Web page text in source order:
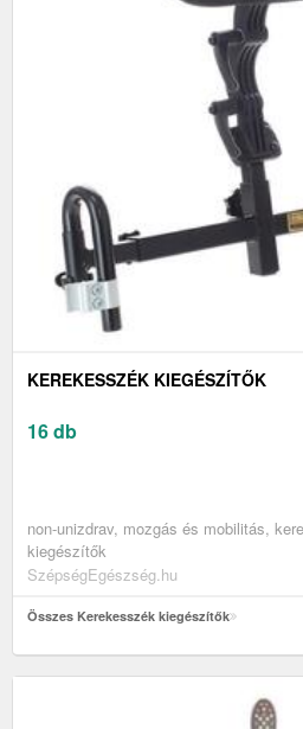
KEREKESSZÉK KIEGÉSZÍTŐK
16 db
non-unizdrav, mozgás és mobilitás,
kiegészítők
SzépségEgészség.hu
Összes Kerekesszék kiegészítők